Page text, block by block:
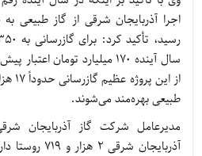
سال آینده 170 میلیارد تومان
از
طبیعی بهره‌مند می‌شوند.
مدیرعامل شرکت گاز آذربایجان
آذربایجان